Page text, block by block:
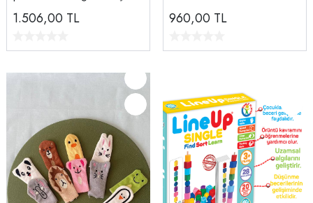
Denge Oyuncağı Pembe
Pastel Renk
1.506,00 TL
Sıralama Oyunu ?
Montessori Eğitici Oyuncak
960,00 TL